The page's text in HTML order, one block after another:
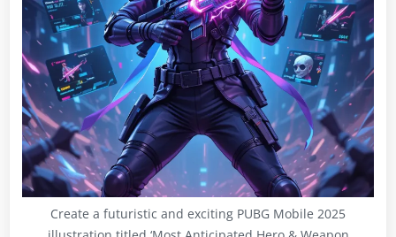
Create a futuristic and exciting PUBG Mobile 2025